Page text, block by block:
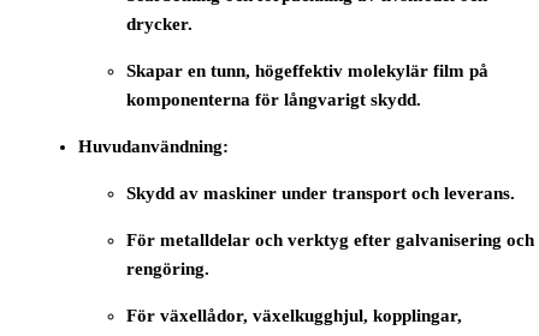
drycker.
Skapar en tunn, högeffektiv molekylär film på
komponenterna för långvarigt skydd.
Huvudanvändning:
Skydd av maskiner under transport och leverans.
För metalldelar och verktyg efter galvanisering och
rengöring.
För växellådor, växelkugghjul, kopplingar,